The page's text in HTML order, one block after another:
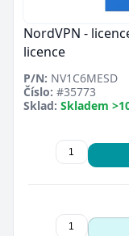
NordVPN -
licence
P/N: NV1C6MESD
Číslo: #35773
Sklad: Skladem